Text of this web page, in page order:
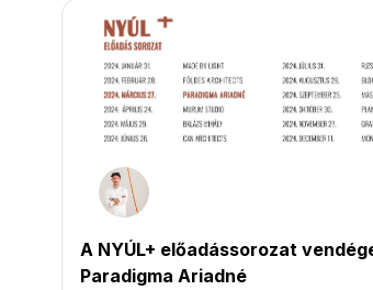
A NYÚL+ előadássorozat
Paradigma Ariadné